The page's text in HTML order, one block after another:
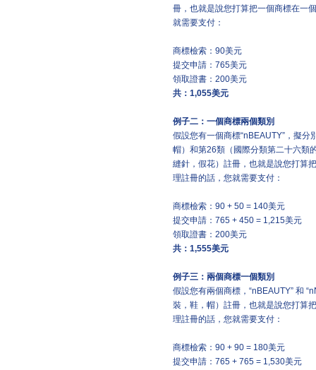
冊，也就是說您打算把一個商標在一
就需要支付：
商標檢索：90美元
提交申請：765美元
領取證書：200美元
共： 1,055美元
例子二：一個商標兩個類別
假設您有一個商標“nBEAUTY”，擬
帽）和第26類（國際分類第二十六類
縫針，假花）註冊，也就是說您打算
理註冊的話，您就需要支付：
商標檢索：90 + 50 = 140美元
提交申請：765 + 450 = 1,215美元
領取證書：200美元
共： 1,555美元
例子三：兩個商標一個類別
假設您有兩個商標，“nBEAUTY” 和
裝，鞋，帽）註冊，也就是說您打算
理註冊的話，您就需要支付：
商標檢索：90 + 90 = 180美元
提交申請：765 + 765 = 1,530美元